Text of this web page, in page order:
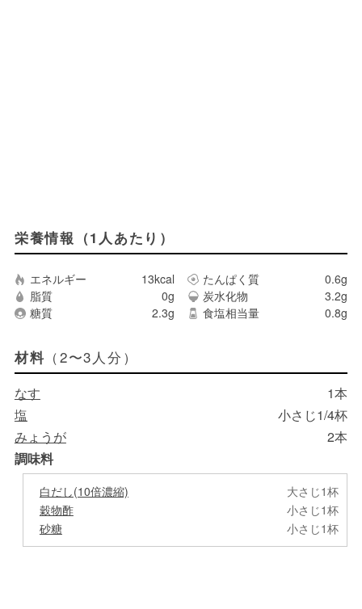
栄養情報（1人あたり）
エネルギー 13kcal たんぱく質
0.6g
脂質
0g 炭水化物
3.2g
糖質
2.3g 食塩相当量 0.8g
材料 （2〜3人分）
なす
1本
塩
小さじ1/4杯
みょうが
2本
調味料
白だし(10倍濃縮)
大さじ1杯
穀物酢
小さじ1杯
砂糖
小さじ1杯